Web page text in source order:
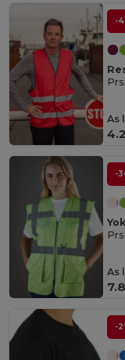
-
As
-
As
-